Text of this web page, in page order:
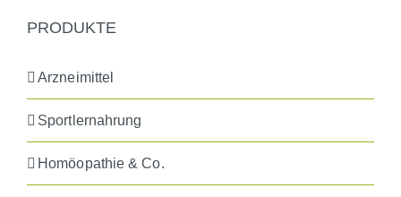
PRODUKTE
Arzneimittel
Sportlernahrung
Homöopathie & Co.